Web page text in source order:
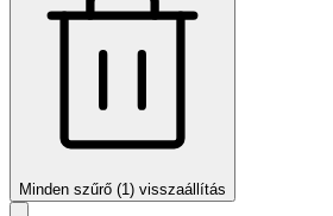
Minden szűrő (1) visszaállítás